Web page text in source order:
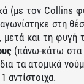
(με τον Collins
στη
μετά και τη φυγή
(πάνω-κάτω στα
τα ατομικά
αντίστοιχα.